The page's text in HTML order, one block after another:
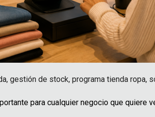
, gestión de stock, programa tienda ropa,
para cualquier negocio que quiere